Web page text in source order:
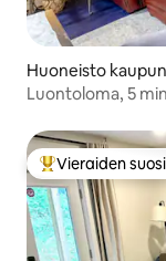
Huoneisto
Luontoloma, 5
Vieraiden
Vieraiden